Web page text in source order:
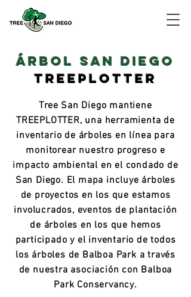
ÁRBOL SAN DIEGO
TREEPLOTTER
Tree San Diego mantiene
TREEPLOTTER, una herramienta de
inventario de árboles en línea para
monitorear nuestro progreso e
impacto ambiental en el condado de
San Diego. El mapa incluye árboles
de proyectos en los que estamos
involucrados, eventos de plantación
de árboles en los que hemos
participado y el inventario de todos
los árboles de Balboa Park a través
de nuestra asociación con Balboa
Park Conservancy.